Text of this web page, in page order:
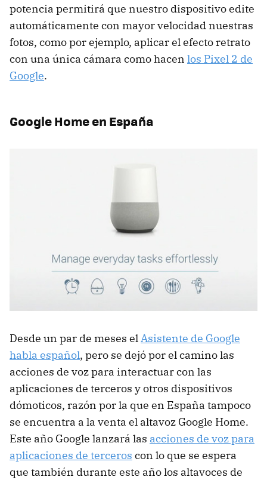
potencia permitirá que nuestro dispositivo edite
automáticamente con mayor velocidad nuestras
fotos, como por ejemplo, aplicar el efecto retrato
con una única cámara como hacen los Pixel 2 de
Google.
Google Home en España
Desde un par de meses elAsistente de Google
habla español, pero se dejó por el camino las
acciones de voz para interactuar con las
aplicaciones de terceros y otros dispositivos
dómoticos, razón por la que en España tampoco
se encuentra a la venta el altavoz Google Home.
Este año Google lanzará las acciones de voz para
aplicaciones de terceros con lo que se espera
que también durante este año los altavoces de